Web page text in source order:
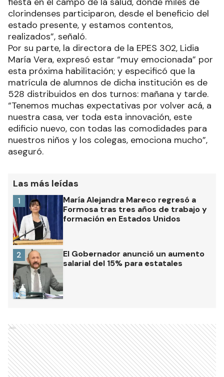
clorindenses participaron, desde el beneficio del
estado presente, y estamos contentos,
realizados”, señaló.
Por su parte, la directora de la EPES 302, Lidia
María Vera, expresó estar “muy emocionada” por
esta próxima habilitación; y especificó que la
matrícula de alumnos de dicha institución es de
528 distribuidos en dos turnos: mañana y tarde.
“Tenemos muchas expectativas por volver acá, a
nuestra casa, ver toda esta innovación, este
edificio nuevo, con todas las comodidades para
nuestros niños y los colegas, emociona mucho”,
aseguró.
Las más leídas
María Alejandra Mareco regresó a
Formosa tras tres años de trabajo y
formación en Estados Unidos
1
El Gobernador anunció un aumento
salarial del 15% para estatales
2
Ads